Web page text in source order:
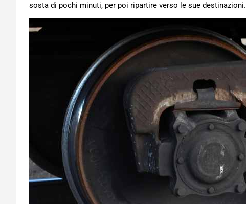
sosta di pochi minuti, per poi ripartire verso le sue destinazioni.